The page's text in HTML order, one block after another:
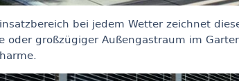
bei jedem Wetter zeichnet
oder großzügiger Außengastraum im